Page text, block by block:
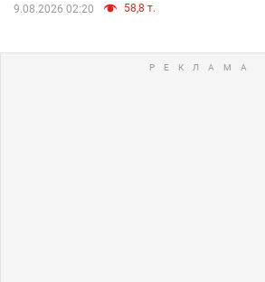
9.08.2026 02:20 58,8 т.